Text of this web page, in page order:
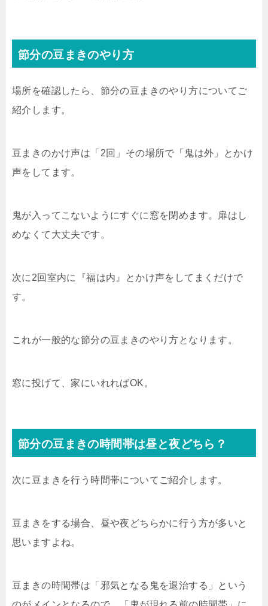
節分の豆まきのやり方
場所を確認したら、節分の豆まきのやり方についてご
紹介します。
豆まきのかけ声は「2回」その場所で「鬼は外」とかけ
声をしてます。
鬼が入ってこないようにすぐに窓を閉めます。扉はし
めなくて大丈夫です。
次に2回室内に『福は内』とかけ声をしてまくだけで
す。
これが一般的な節分の豆まきのやり方となります。
窓に投げて、家にいれればOK。
節分の豆まきの時間帯は昼と夜どちら？
次に豆まきを行う時間帯についてご紹介します。
豆まきをする場合、昼や夜どちらかに行う方が多いと
思いますよね。
豆まきの時間帯は「邪気となる鬼を退治する」という